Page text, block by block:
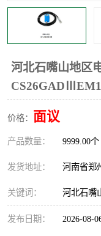
河北石嘴山地区
价格： 面议
产品数量： 9999.00个
发货地址： 河南省郑
关键词： 河北石嘴
发布日期： 2026-08-